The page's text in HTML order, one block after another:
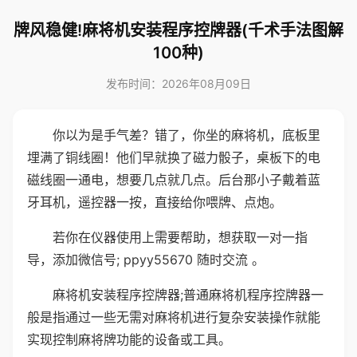
牌风稳健!麻将机安装程序控牌器(千术手法图解
100种)
发布时间：2026年08月09日
你以为是手气差？错了，你坐的麻将机，底板里
埋满了铜线圈！他们早就换了磁力骰子，桌板下的电
磁线圈一通电，想要几点就几点。后台那小子戴着蓝
牙耳机，遥控器一按，直接给你喂牌、点炮。
若你在仪器使用上需要帮助，想获取一对一指
导，添加微信号; ppyy55670 随时交流 。
麻将机安装程序控牌器;普通麻将机程序控牌器一
般是指通过一些无需对麻将机进行复杂安装操作就能
实现控制麻将牌功能的设备或工具。